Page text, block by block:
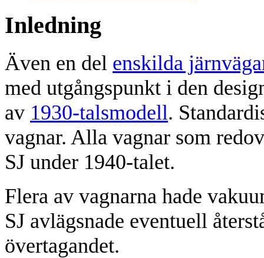
Inledning
Även en del enskilda
med utgångspunkt i den
av 1930-talsmodell.
vagnar. Alla vagnar som
SJ under 1940-talet.
Flera av vagnarna hade
SJ avlägsnade eventuell
övertagandet.